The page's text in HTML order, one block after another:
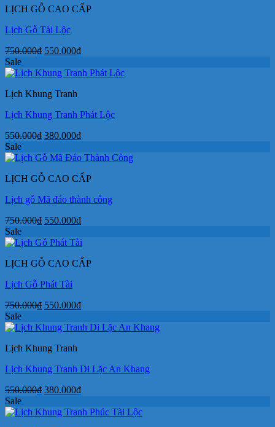
LỊCH GỖ CAO CẤP
Lịch Gỗ Tài Lộc
750.000₫ Giá
là:
550.000₫Giá
tại
Sale
Lịch Khung Tranh
Lịch Khung Tranh Phát Lộc
550.000₫ Giá
là:
380.000₫Giá
tại
380.000₫.
Sale
LỊCH GỖ CAO CẤP
Lịch gỗ Mã đáo thành công
750.000₫ Giá
là:
550.000₫Giá
tại
550.000₫.
Sale
LỊCH GỖ CAO CẤP
Lịch Gỗ Phát Tài
750.000₫ Giá
là:
550.000₫Giá
tại
Sale
Lịch Khung Tranh
Lịch Khung Tranh Di Lặc An Khang
550.000₫ Giá
là:
380.000₫Giá
tại
Sale